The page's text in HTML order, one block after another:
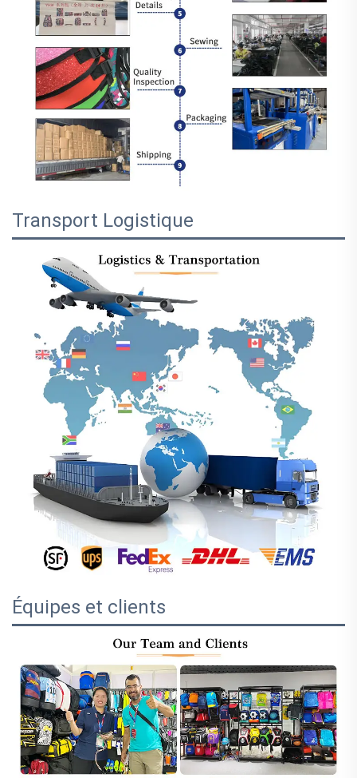
Transport Logistique
Équipes et clients